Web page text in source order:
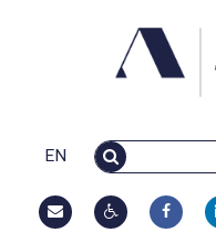
EN